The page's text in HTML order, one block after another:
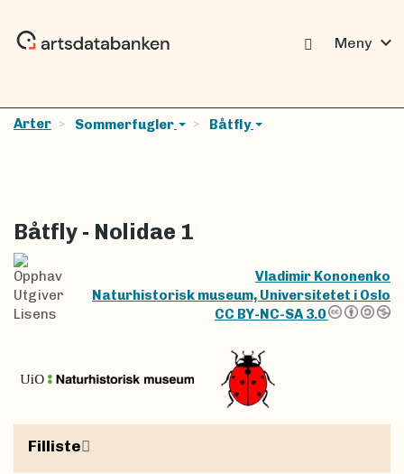
Meny expand_more
Arter Sommerfugler Båtfly
Båtfly - Nolidae 1
Opphav
Vladimir Kononenko
Utgiver
Naturhistorisk museum, Universitetet i Oslo
Lisens
CC BY-NC-SA 3.0
Filliste